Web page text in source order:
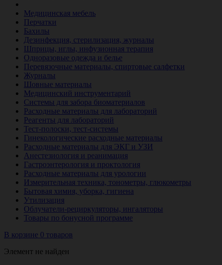
Медицинская мебель
Перчатки
Бахилы
Дезинфекция, стерилизация, журналы
Шприцы, иглы, инфузионная терапия
Одноразовые одежда и белье
Перевязочные материалы, спиртовые салфетки
Журналы
Шовные материалы
Медицинский инструментарий
Системы для забора биоматериалов
Расходные материалы для лабораторий
Реагенты для лабораторий
Тест-полоски, тест-системы
Гинекологические расходные материалы
Расходные материалы для ЭКГ и УЗИ
Анестезиология и реанимация
Гастроэнтерология и проктология
Расходные материалы для урологии
Измерительная техника, тонометры, глюкометры
Бытовая химия, уборка, гигиена
Утилизация
Облучатели-рециркуляторы, ингаляторы
Товары по бонусной программе
В корзине 0 товаров
Элемент не найден